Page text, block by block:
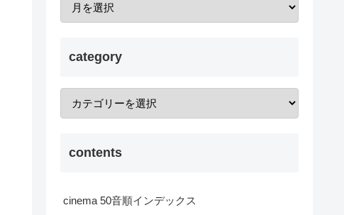
category
contents
cinema 50音順インデックス